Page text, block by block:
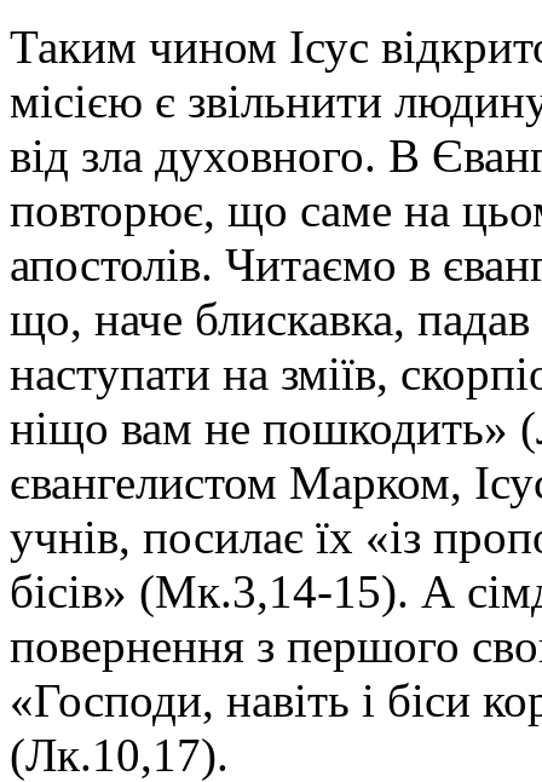
Таким чином Ісус
місією є звільнити
від зла духовного. В
повторює, що саме на
апостолів. Читаємо в
що, наче блискавка,
наступати на зміїв,
ніщо вам не пошкодить»
євангелистом Марком,
учнів, посилає їх «із
бісів» (Мк.3,14-15). А
повернення з першого
«Господи, навіть і біси
(Лк.10,17).